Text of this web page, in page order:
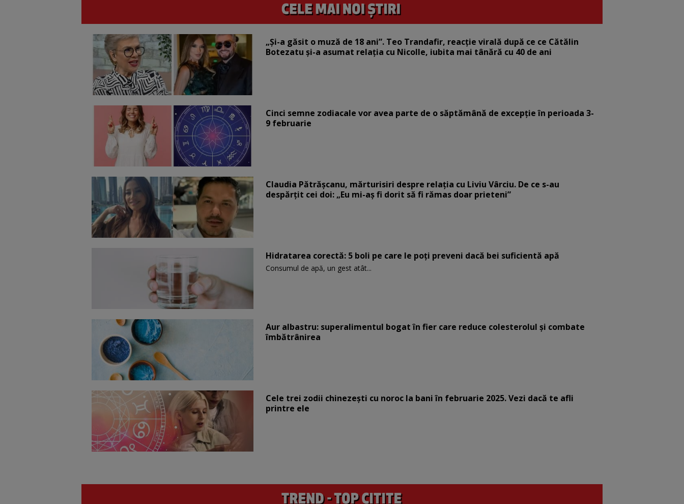
„Și-a găsit o muză de 18 ani”. Teo Trandafir, reacție virală după ce ce Cătălin
Botezatu și-a asumat relația cu Nicolle, iubita mai tânără cu 40 de ani
Cinci semne zodiacale vor avea parte de o săptămână de excepție în perioada 3-
9 februarie
Claudia Pătrășcanu, mărturisiri despre relația cu Liviu Vârciu. De ce s-au
despărțit cei doi: „Eu mi-aș fi dorit să fi rămas doar prieteni”
Hidratarea corectă: 5 boli pe care le poți preveni dacă bei suficientă apă
Consumul de apă, un gest atât...
Aur albastru: superalimentul bogat în fier care reduce colesterolul și combate
îmbătrânirea
Cele trei zodii chinezești cu noroc la bani în februarie 2025. Vezi dacă te afli
printre ele